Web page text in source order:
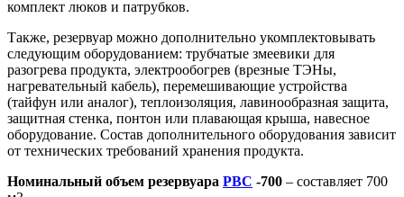
комплект люков и патрубков.
Также, резервуар можно дополнительно укомплектовывать
следующим оборудованием: трубчатые змеевики для
разогрева продукта, электрообогрев (врезные ТЭНы,
нагревательный кабель), перемешивающие устройства
(тайфун или аналог), теплоизоляция, лавинообразная защита,
защитная стенка, понтон или плавающая крыша, навесное
оборудование. Состав дополнительного оборудования зависит
от технических требований хранения продукта.
Номинальный объем резервуара РВС -700 – составляет 700